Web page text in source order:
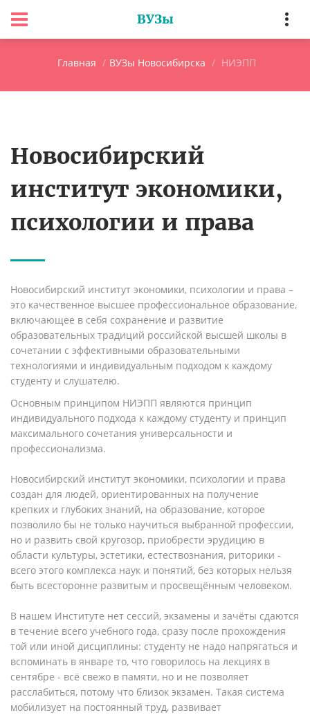
ВУЗы
Главная ВУЗы Новосибирска НИЭПП
Новосибирский
институт экономики,
психологии и права
Новосибирский институт экономики, психологии и права –
это качественное высшее профессиональное образование,
включающее в себя сохранение и развитие
образовательных традиций российской высшей школы в
сочетании с эффективными образовательными
технологиями и индивидуальным подходом к каждому
студенту и слушателю.
Основным принципом НИЭПП являются принцип
индивидуального подхода к каждому студенту и принцип
максимального сочетания универсальности и
профессионализма.
Новосибирский институт экономики, психологии и права
создан для людей, ориентированных на получение
крепких и глубоких знаний, на образование, которое
позволило бы не только научиться выбранной профессии,
но и развить свой кругозор, приобрести эрудицию в
области культуры, эстетики, естествознания, риторики -
всего этого комплекса наук и понятий, без которых нельзя
быть всесторонне развитым и просвещённым человеком.
В нашем Институте нет сессий, экзамены и зачёты сдаются
в течение всего учебного года, сразу после прохождения
той или иной дисциплины: студенту не надо напрягаться и
вспоминать в январе то, что говорилось на лекциях в
сентябре - всё свежо в памяти, но и не позволяет
расслабиться, потому что близок экзамен. Такая система
мобилизует на постоянный труд, развивает